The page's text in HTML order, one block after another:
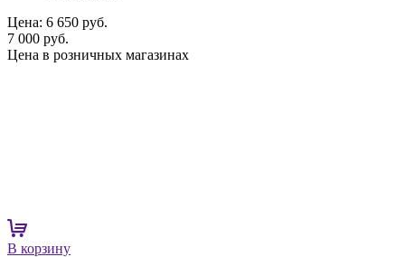
Цена: 6 650 руб.
7 000 руб.
Цена в розничных магазинах
В корзину